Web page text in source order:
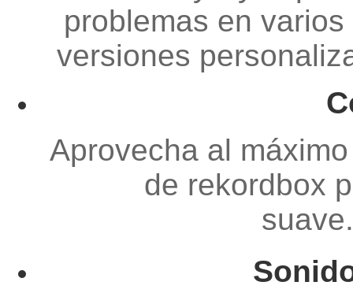
problemas en
versiones
Aprovecha al
de rekordbox